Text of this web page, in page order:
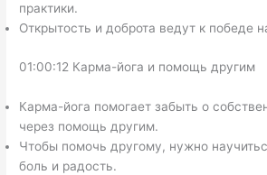
практики.
Открытость и доброта ведут к победе
01:00:12 Карма-йога и помощь другим
Карма-йога помогает забыть о
через помощь другим.
Чтобы помочь другому, нужно
боль и радость.